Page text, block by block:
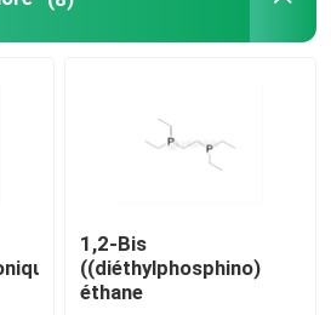
d'oligo
1,2-Bis
((diéthylphosphino)
éthane